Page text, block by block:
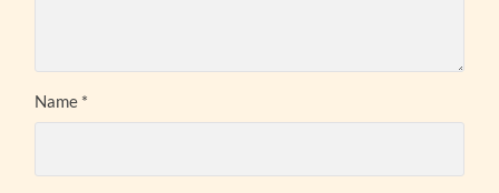
Name *